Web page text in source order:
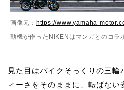
画像元： https://www.yamaha-
動機が作ったNIKENはマンガとのコラ
見た目はバイクそっくりの三
ィーさをそのままに、転ばな